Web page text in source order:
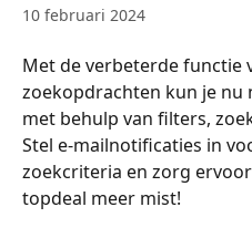
10 februari 2024
Met de verbeterde functie
zoekopdrachten kun je nu
met behulp van filters,
Stel e-mailnotificaties in
zoekcriteria en zorg
topdeal meer mist!